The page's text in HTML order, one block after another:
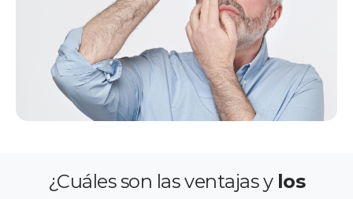
¿Cuáles son las ventajas y los